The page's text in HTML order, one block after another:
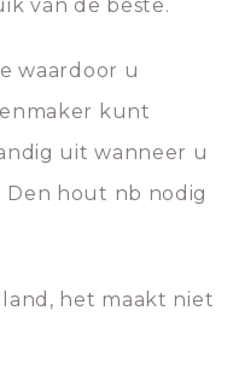
van de beste.
waardoor u
kunt
uit wanneer u
Den hout nb nodig
het maakt niet